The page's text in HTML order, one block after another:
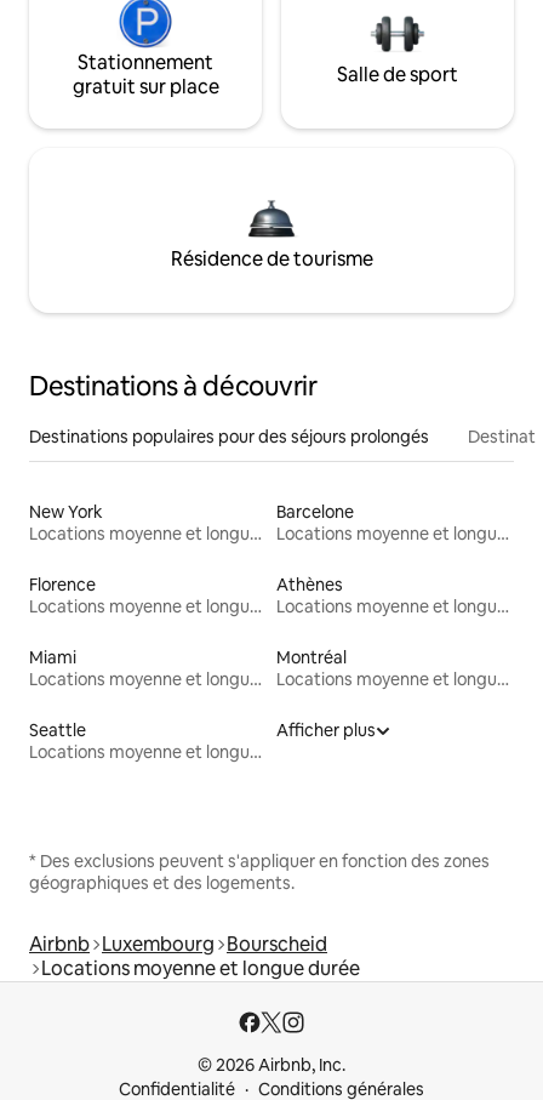
Stationnement
gratuit sur place
Salle de sport
Résidence de tourisme
Destinations à découvrir
Destinations populaires pour des séjours prolongés
New York
Locations moyenne et longue durée
Barcelone
Locations moyenne et longue durée
Florence
Locations moyenne et longue durée
Athènes
Locations moyenne et longue durée
Miami
Locations moyenne et longue durée
Montréal
Locations moyenne et longue durée
Seattle
Locations moyenne et longue durée
Afficher plus
* Des exclusions peuvent s'appliquer en fonction des zones
géographiques et des logements.
Airbnb Luxembourg Bourscheid
Locations moyenne et longue durée
© 2026 Airbnb, Inc.
Confidentialité
Conditions générales